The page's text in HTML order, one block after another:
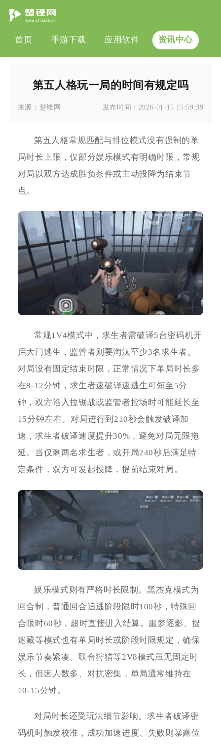
首页 手游下载 应用软件 资讯中心
第五人格玩一局的时间有规定吗
来源： 楚锋网 发布时间： 2026-01-15 15:59:39
第五人格常规匹配与排位模式没有强制的单
局时长上限，仅部分娱乐模式有明确时限，常规
对局以双方达成胜负条件或主动投降为结束节
点。
常规1V4模式中，求生者需破译5台密码机开
启大门逃生，监管者则要淘汰至少3名求生者。
对局没有固定结束时限，正常情况下单局时长多
在8-12分钟，求生者速破译速逃生可短至5分
钟，双方陷入拉锯战或监管者控场时可能延长至
15分钟左右。对局进行到210秒会触发破译加
速，求生者破译速度提升30%，避免对局无限拖
延。当仅剩两名求生者，或开局240秒后满足特
定条件，双方可发起投降，提前结束对局。
娱乐模式则有严格时长限制。黑杰克模式为
回合制，普通回合追逃阶段限时100秒，特殊回
合限时60秒，超时直接进入结算。噩梦逐影、捉
迷藏等模式也有单局时长或阶段时限规定，确保
娱乐节奏紧凑。联合狩猎等2V8模式虽无固定时
长，但因人数多、对抗密集，单局通常维持在
10-15分钟。
对局时长还受玩法细节影响。求生者破译密
码机时触发校准，成功加速进度、失败则暴露位